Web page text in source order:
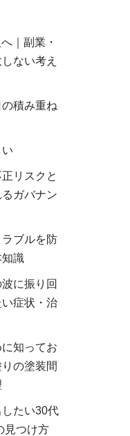
｜副業・
ない考え
積み重ね
リスクと
ガバナン
ブルを防
知識
に振り回
症状・治
知ってお
の塗装間
たい30代
見つけ方